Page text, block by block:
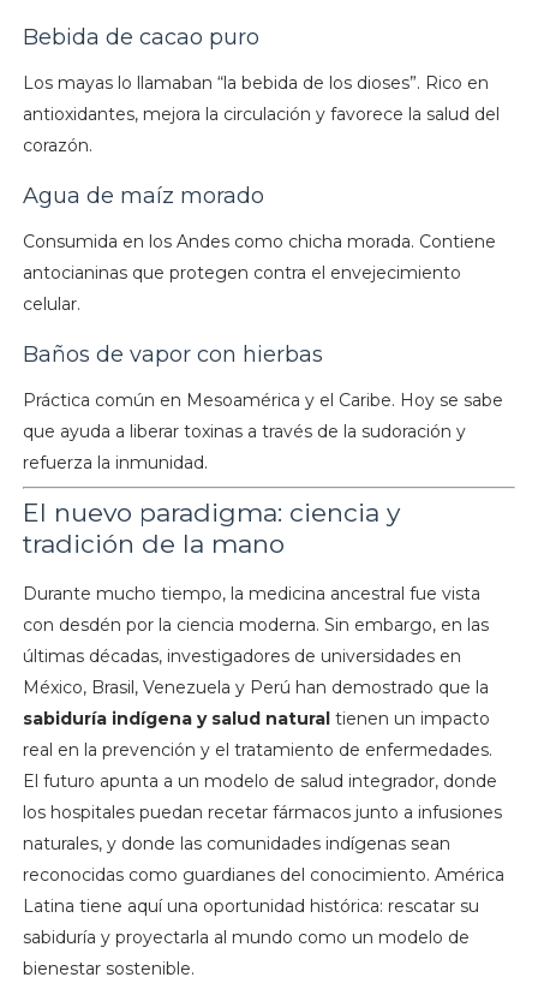
Bebida de cacao puro
Los mayas lo llamaban “la bebida de los dioses”. Rico en
antioxidantes, mejora la circulación y favorece la salud del
corazón.
Agua de maíz morado
Consumida en los Andes como chicha morada. Contiene
antocianinas que protegen contra el envejecimiento
celular.
Baños de vapor con hierbas
Práctica común en Mesoamérica y el Caribe. Hoy se sabe
que ayuda a liberar toxinas a través de la sudoración y
refuerza la inmunidad.
El nuevo paradigma: ciencia y
tradición de la mano
Durante mucho tiempo, la medicina ancestral fue vista
con desdén por la ciencia moderna. Sin embargo, en las
últimas décadas, investigadores de universidades en
México, Brasil, Venezuela y Perú han demostrado que la
sabiduría indígena y salud natural tienen un impacto
real en la prevención y el tratamiento de enfermedades.
El futuro apunta a un modelo de salud integrador, donde
los hospitales puedan recetar fármacos junto a infusiones
naturales, y donde las comunidades indígenas sean
reconocidas como guardianes del conocimiento. América
Latina tiene aquí una oportunidad histórica: rescatar su
sabiduría y proyectarla al mundo como un modelo de
bienestar sostenible.